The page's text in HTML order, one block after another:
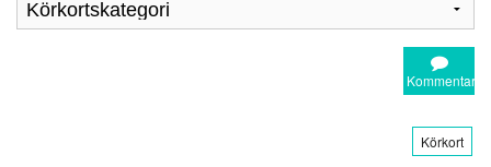
Kommentar
Körkort